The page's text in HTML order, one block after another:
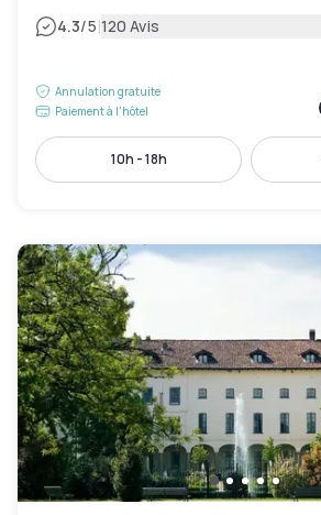
4.3/5|120 Avis
Annulation gratuite
Paiement à l'hôtel
10h - 18h